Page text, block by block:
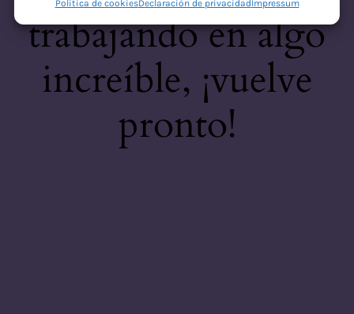
Política de cookiesDeclaración de privacidadImpressum
trabajando en algo
increíble, ¡vuelve
pronto!